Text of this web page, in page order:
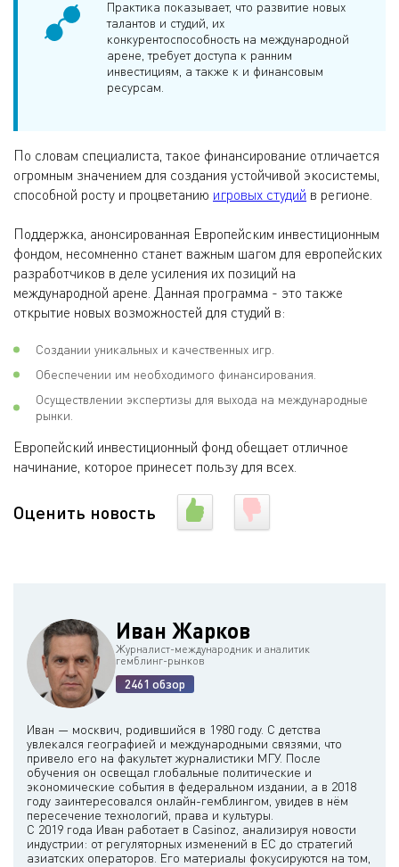
Практика показывает, что развитие новых
талантов и студий, их
конкурентоспособность на международной
арене, требует доступа к ранним
инвестициям, а также к и финансовым
ресурсам.
По словам специалиста, такое финансирование отличается
огромным значением для создания устойчивой экосистемы,
способной росту и процветанию игровых студий в регионе.
Поддержка, анонсированная Европейским инвестиционным
фондом, несомненно станет важным шагом для европейских
разработчиков в деле усиления их позиций на
международной арене. Данная программа - это также
открытие новых возможностей для студий в:
Создании уникальных и качественных игр.
Обеспечении им необходимого финансирования.
Осуществлении экспертизы для выхода на международные
рынки.
Европейский инвестиционный фонд обещает отличное
начинание, которое принесет пользу для всех.
Оценить новость
Иван Жарков
Журналист-международник и аналитик
гемблинг-рынков
2461 обзор
Иван — москвич, родившийся в 1980 году. С детства
увлекался географией и международными связями, что
привело его на факультет журналистики МГУ. После
обучения он освещал глобальные политические и
экономические события в федеральном издании, а в 2018
году заинтересовался онлайн-гемблингом, увидев в нём
пересечение технологий, права и культуры.
С 2019 года Иван работает в Casinoz, анализируя новости
индустрии: от регуляторных изменений в ЕС до стратегий
азиатских операторов. Его материалы фокусируются на том,